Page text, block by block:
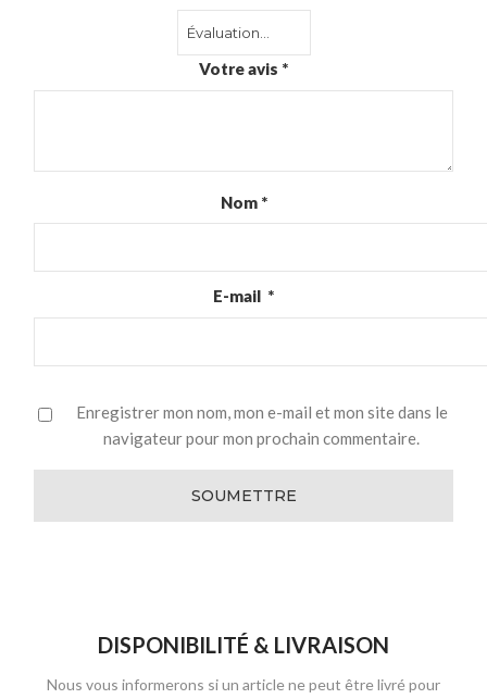
Votre avis *
Nom *
E-mail *
Enregistrer mon nom, mon e-mail et mon site dans le
navigateur pour mon prochain commentaire.
DISPONIBILITÉ & LIVRAISON
Nous vous informerons si un article ne peut être livré pour